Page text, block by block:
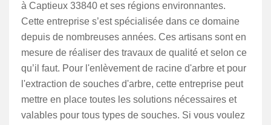
à Captieux 33840 et ses régions environnantes.
Cette entreprise s’est spécialisée dans ce domaine
depuis de nombreuses années. Ces artisans sont en
mesure de réaliser des travaux de qualité et selon ce
qu’il faut. Pour l'enlèvement de racine d'arbre et pour
l'extraction de souches d'arbre, cette entreprise peut
mettre en place toutes les solutions nécessaires et
valables pour tous types de souches. Si vous voulez